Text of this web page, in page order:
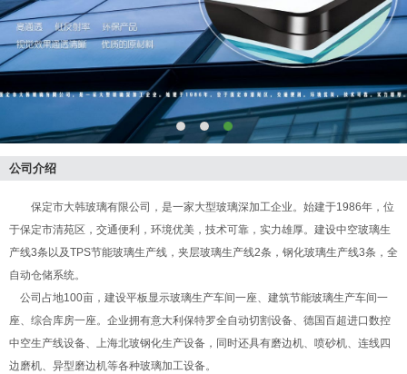
公司介绍
保定市大韩玻璃有限公司，是一家大型玻璃深加工企业。始建于1986年，位
于保定市清苑区，交通便利，环境优美，技术可靠，实力雄厚。建设中空玻璃生
产线3条以及TPS节能玻璃生产线，夹层玻璃生产线2条，钢化玻璃生产线3条，全
自动仓储系统。
公司占地100亩，建设平板显示玻璃生产车间一座、建筑节能玻璃生产车间一
座、综合库房一座。企业拥有意大利保特罗全自动切割设备、德国百超进口数控
中空生产线设备、上海北玻钢化生产设备，同时还具有磨边机、喷砂机、连线四
边磨机、异型磨边机等各种玻璃加工设备。